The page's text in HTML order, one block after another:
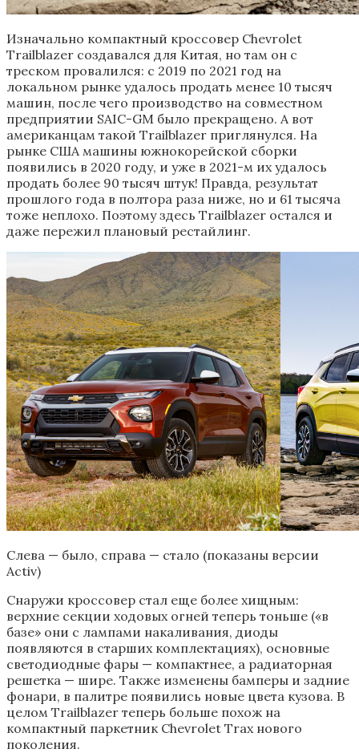
Изначально компактный кроссовер Chevrolet
Trailblazer создавался для Китая, но там он с
треском провалился: с 2019 по 2021 год на
локальном рынке удалось продать менее 10 тысяч
машин, после чего производство на совместном
предприятии SAIC-GM было прекращено. А вот
американцам такой Trailblazer приглянулся. На
рынке США машины южнокорейской сборки
появились в 2020 году, и уже в 2021-м их удалось
продать более 90 тысяч штук! Правда, результат
прошлого года в полтора раза ниже, но и 61 тысяча
тоже неплохо. Поэтому здесь Trailblazer остался и
даже пережил плановый рестайлинг.
Слева — было, справа — стало (показаны версии
Activ)
Снаружи кроссовер стал еще более хищным:
верхние секции ходовых огней теперь тоньше («в
базе» они с лампами накаливания, диоды
появляются в старших комплектациях), основные
светодиодные фары — компактнее, а радиаторная
решетка — шире. Также изменены бамперы и задние
фонари, в палитре появились новые цвета кузова. В
целом Trailblazer теперь больше похож на
компактный паркетник Chevrolet Trax нового
поколения.